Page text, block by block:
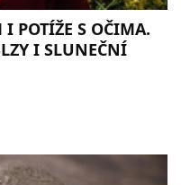
POTÍŽE S OČIMA.
I SLUNEČNÍ